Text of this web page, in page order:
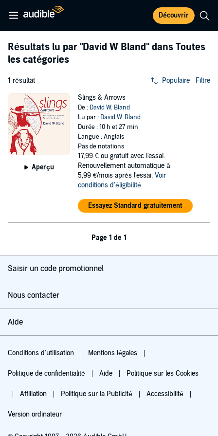
Découvrir
Résultats lu par "David W Bland" dans Toutes
les catégories
1 résultat Populaire Filtre
Aperçu
Slings & Arrows
De : David W. Bland
Lu par : David W. Bland
Durée : 10 h et 27 min
Langue : Anglais
Pas de notations
17,99 € ou gratuit avec l'essai.
Renouvellement automatique à
5,99 €/mois après l'essai. Voir
conditions d'éligibilité
Essayez Standard gratuitement
Page 1 de 1
Saisir un code promotionnel
Nous contacter
Aide
Conditions d'utilisation Mentions légales
Politique de confidentialité Aide Politique sur les Cookies
Affiliation Politique sur la Publicité Accessibilité
Version ordinateur